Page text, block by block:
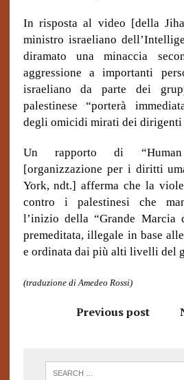
In risposta al video [della
ministro israeliano
diramato una minaccia
aggressione a importanti
israeliano da parte dei
palestinese “porterà
degli omicidi mirati dei dirigenti
Un rapporto di
[organizzazione per i diritti
York, ndt.] afferma che la
contro i palestinesi che
l’inizio della “Grande Marcia
premeditata, illegale in base
e ordinata dai più alti livelli del
(traduzione di Amedeo Rossi)
Previous post